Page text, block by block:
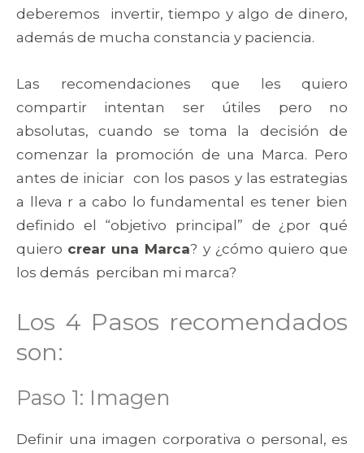
deberemos invertir, tiempo y algo de dinero,
además de mucha constancia y paciencia.
Las recomendaciones que les quiero
compartir intentan ser útiles pero no
absolutas, cuando se toma la decisión de
comenzar la promoción de una Marca. Pero
antes de iniciar con los pasos y las estrategias
a lleva r a cabo lo fundamental es tener bien
definido el “objetivo principal” de ¿por qué
quiero crear una Marca? y ¿cómo quiero que
los demás perciban mi marca?
Los 4 Pasos recomendados
son:
Paso 1: Imagen
Definir una imagen corporativa o personal, es